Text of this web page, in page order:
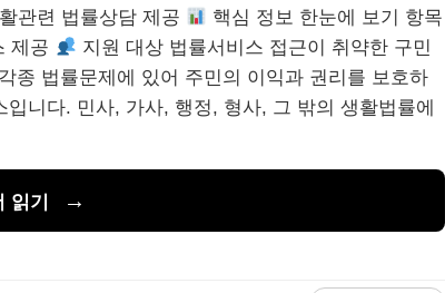
관련 법률상담 제공
핵심 정보 한눈에 보기 항목
제공
지원 대상 법률서비스 접근이 취약한 구민
종 법률문제에 있어 주민의 이익과 권리를 보호하
니다. 민사, 가사, 행정, 형사, 그 밖의 생활법률에
읽기